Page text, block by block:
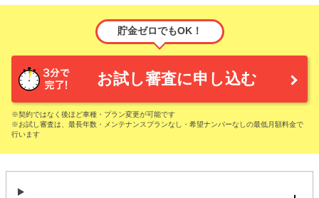
貯金ゼロでもOK！
お試し審査に申し込む
※契約ではなく後ほど車種・プラン変更が可能です
※お試し審査は、最長年数・メンテナンスプランなし・希望ナンバーなしの最低月額料金で
行います